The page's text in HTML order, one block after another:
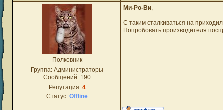
Полковник
Группа: Администраторы
Сообщений: 190
Репутация: 4
Статус: Offline
Ми-Ро-Ви,
С таким сталкиваться на
Попробовать производителя